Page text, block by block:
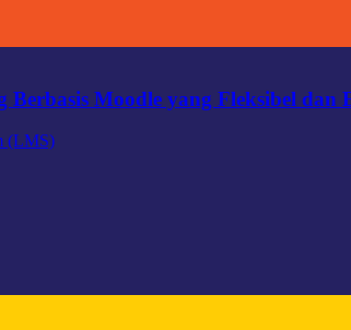
Moodle yang Fleksibel dan
(LMS)